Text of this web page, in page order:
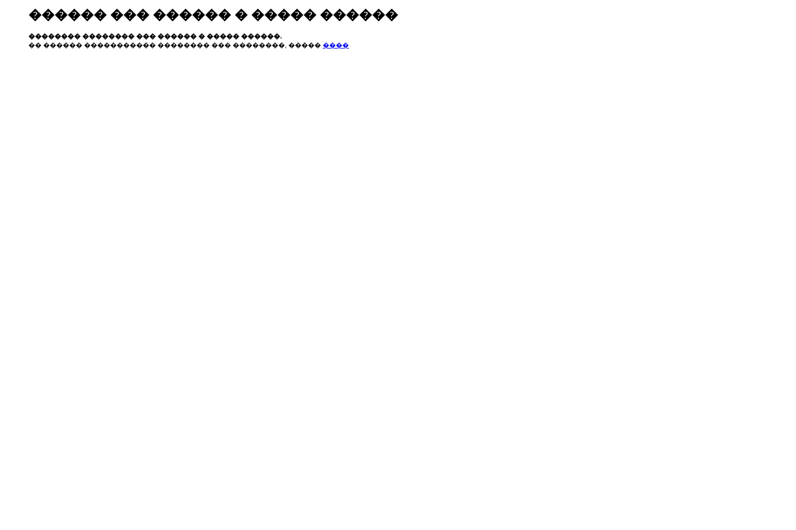
������ ��� ������ � ����� ������
�������� �������� ��� ������ � ����� ������.
�� ������ ����������� �������� ��� ��������, ����� ����